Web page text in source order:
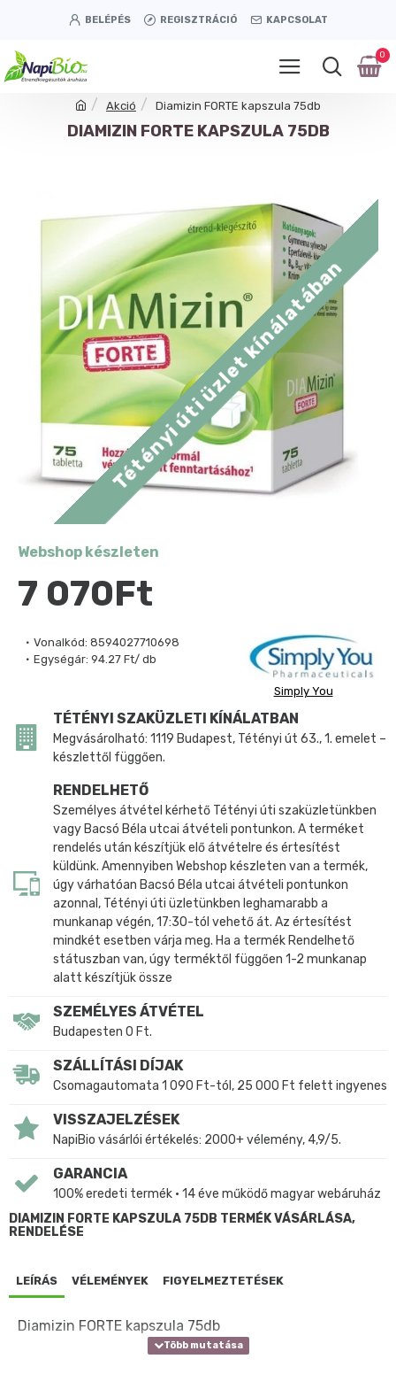
BELÉPÉS REGISZTRÁCIÓ KAPCSOLAT
0
Akció Diamizin FORTE kapszula 75db
DIAMIZIN FORTE KAPSZULA 75DB
Tétényi úti üzlet kínálatában
Vonalkód: 8594027710698
Egységár: 94.27 Ft/ db
Simply You
Webshop készleten
7 070Ft
TÉTÉNYI SZAKÜZLETI KÍNÁLATBAN
Megvásárolható: 1119 Budapest, Tétényi út 63., 1. emelet –
készlettől függően.
RENDELHETŐ
Személyes átvétel kérhető Tétényi úti szaküzletünkben
vagy Bacsó Béla utcai átvételi pontunkon. A terméket
rendelés után készítjük elő átvételre és értesítést
küldünk. Amennyiben Webshop készleten van a termék,
úgy várhatóan Bacsó Béla utcai átvételi pontunkon
azonnal, Tétényi úti üzletünkben leghamarabb a
munkanap végén, 17:30-tól vehető át. Az értesítést
mindkét esetben várja meg. Ha a termék Rendelhető
státuszban van, úgy terméktől függően 1-2 munkanap
alatt készítjük össze
SZEMÉLYES ÁTVÉTEL
Budapesten 0 Ft.
SZÁLLÍTÁSI DÍJAK
Csomagautomata 1 090 Ft-tól, 25 000 Ft felett ingyenes
VISSZAJELZÉSEK
NapiBio vásárlói értékelés: 2000+ vélemény, 4,9/5.
GARANCIA
100% eredeti termék • 14 éve működő magyar webáruház
DIAMIZIN FORTE KAPSZULA 75DB TERMÉK VÁSÁRLÁSA,
RENDELÉSE
LEÍRÁS VÉLEMÉNYEK FIGYELMEZTETÉSEK
Diamizin FORTE kapszula 75db